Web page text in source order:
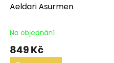
Aeldari Asurmen
Průměrné
hodnocení
produktu
Na objednání
849 Kč